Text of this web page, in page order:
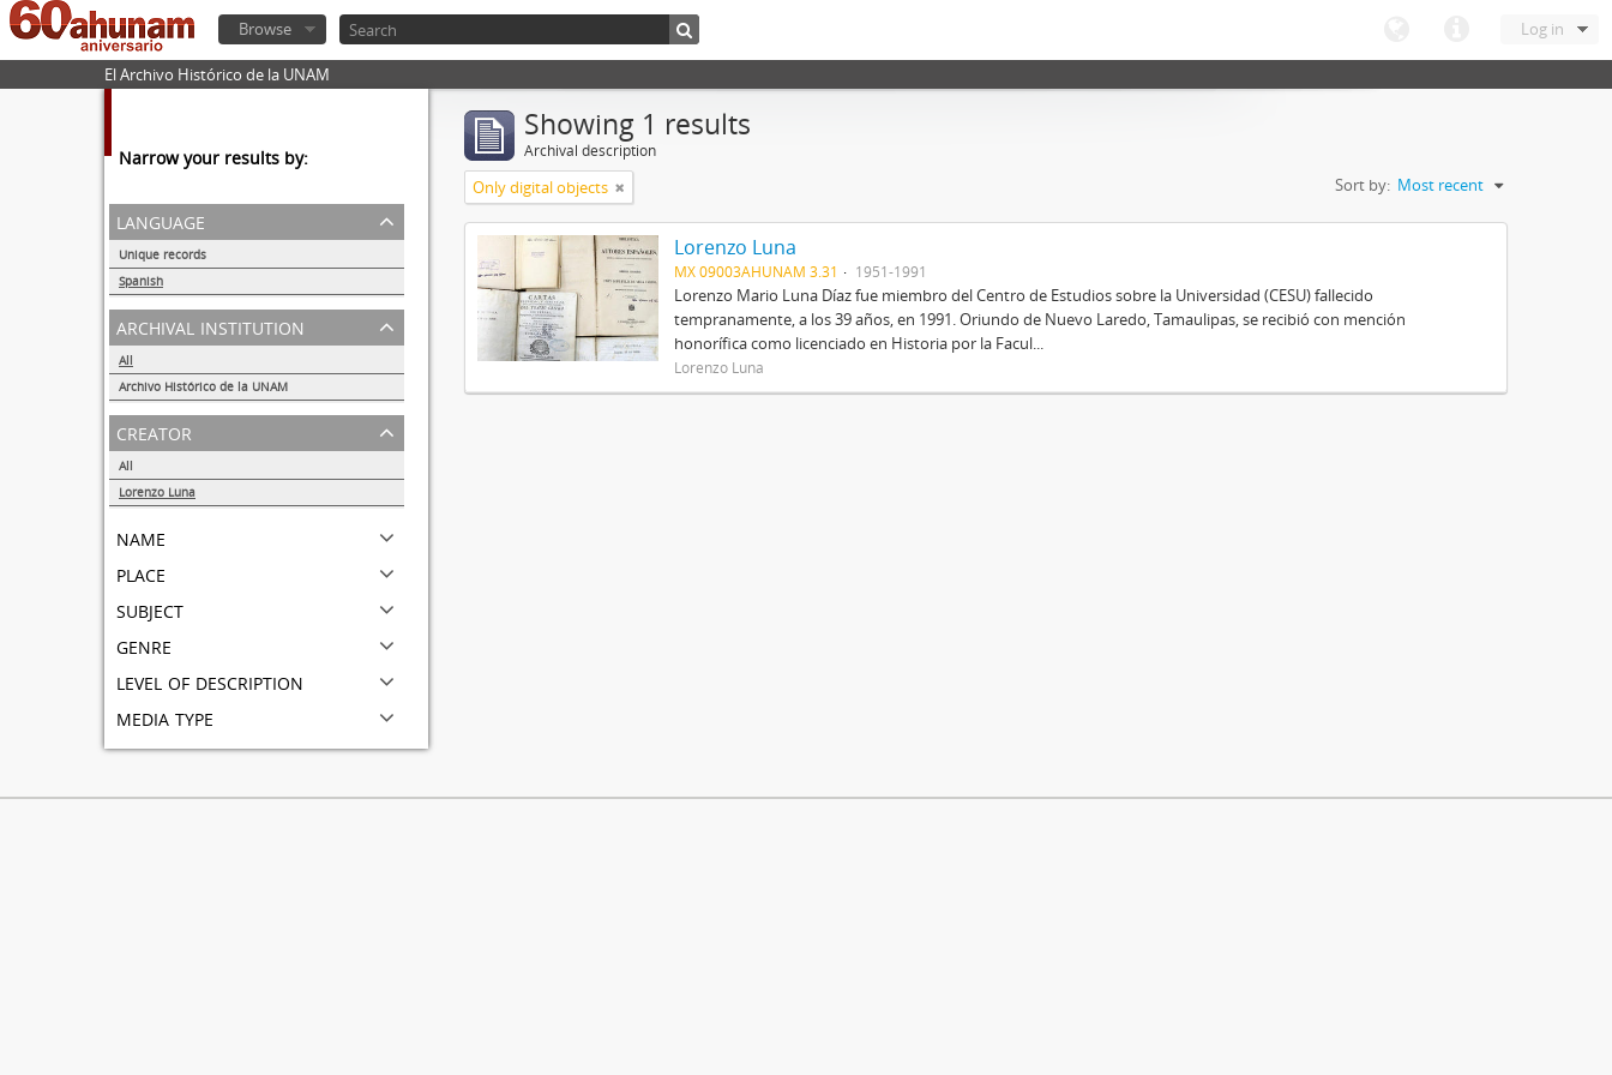
Log in
Browse
El Archivo Histórico de la UNAM
Narrow your results by:
language
Unique records
Spanish
1
archival institution
All
Archivo Histórico de la UNAM
1
creator
All
Lorenzo Luna
name
place
subject
genre
level of description
media type
Showing 1 results
Archival description
Only digital objects Sort by: Most recent
Lorenzo Luna
MX 09003AHUNAM 3.31 1951-1991
Lorenzo Mario Luna Díaz fue miembro del Centro de Estudios sobre la Universidad (CESU) fallecido
tempranamente, a los 39 años, en 1991. Oriundo de Nuevo Laredo, Tamaulipas, se recibió con mención
honorífica como licenciado en Historia por la Facul...
Lorenzo Luna